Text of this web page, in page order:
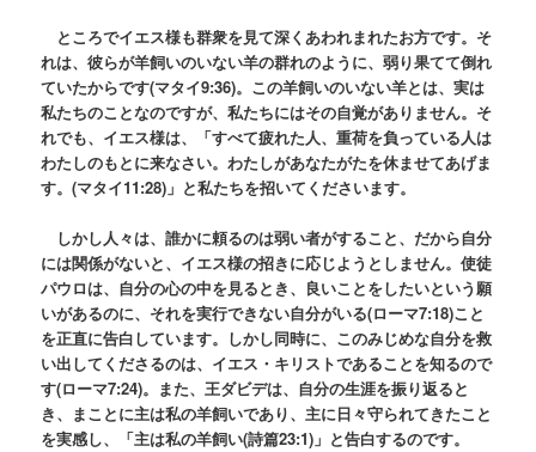
ところでイエス様も群衆を見て深くあわれまれたお方です。そ
れは、彼らが羊飼いのいない羊の群れのように、弱り果てて倒れ
ていたからです(マタイ9:36)。この羊飼いのいない羊とは、実は
私たちのことなのですが、私たちにはその自覚がありません。そ
れでも、イエス様は、「すべて疲れた人、重荷を負っている人は
わたしのもとに来なさい。わたしがあなたがたを休ませてあげま
す。(マタイ11:28) 」と私たちを招いてくださいます。
しかし人々は、誰かに頼るのは弱い者がすること、だから自分
には関係がないと、イエス様の招きに応じようとしません。使徒
パウロは、自分の心の中を見るとき、良いことをしたいという願
いがあるのに、それを実行できない自分がいる(ローマ7:18)こと
を正直に告白しています。しかし同時に、このみじめな自分を救
い出してくださるのは、イエス・キリストであることを知るので
す(ローマ7:24)。また、王ダビデは、自分の生涯を振り返ると
き、まことに主は私の羊飼いであり、主に日々守られてきたこと
を実感し、「主は私の羊飼い(詩篇23:1) 」と告白するのです。